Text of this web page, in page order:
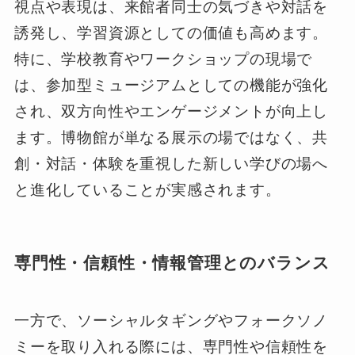
視点や表現は、来館者同士の気づきや対話を
誘発し、学習資源としての価値も高めます。
特に、学校教育やワークショップの現場で
は、参加型ミュージアムとしての機能が強化
され、双方向性やエンゲージメントが向上し
ます。博物館が単なる展示の場ではなく、共
創・対話・体験を重視した新しい学びの場へ
と進化していることが実感されます。
専門性・信頼性・情報管理とのバランス
一方で、ソーシャルタギングやフォークソノ
ミーを取り入れる際には、専門性や信頼性を